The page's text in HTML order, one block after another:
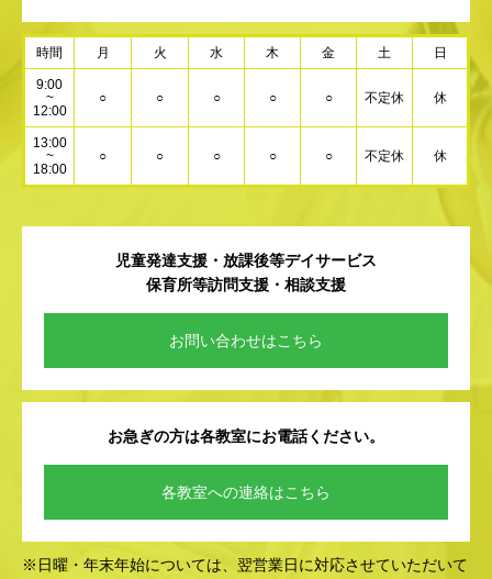
時間 月 火 水 木 金 土 日
9:00
~
12:00
○ ○ ○ ○ ○ 不定休 休
13:00
~
18:00
○ ○ ○ ○ ○ 不定休 休
児童発達支援・放課後等デイサービス
保育所等訪問支援・相談支援
お問い合わせはこちら
お急ぎの方は各教室にお電話ください。
各教室への連絡はこちら
※日曜・年末年始については、翌営業日に対応させていただいて